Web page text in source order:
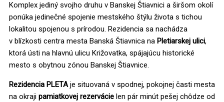
Komplex jediný svojho druhu v Banskej Štiavnici a širšom okolí
ponúka jedinečné spojenie mestského štýlu života s tichou
lokalitou spojenou s prírodou. Rezidencia sa nachádza
v blízkosti centra mesta Banská Štiavnica na Pletiarskej ulici,
ktorá ústi na hlavnú ulicu Križovatka, spájajúcu historické
mesto s obytnou zónou Banskej Štiavnice.
Rezidencia PLETAje situovaná v spodnej, pokojnej časti mesta
na okraji pamiatkovej rezervácie len pár minút pešej chôdze od